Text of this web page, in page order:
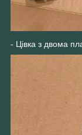
- Цівка з двома